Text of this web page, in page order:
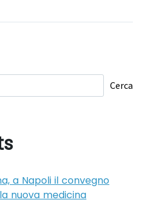
Cerca
a Napoli il convegno
nuova medicina